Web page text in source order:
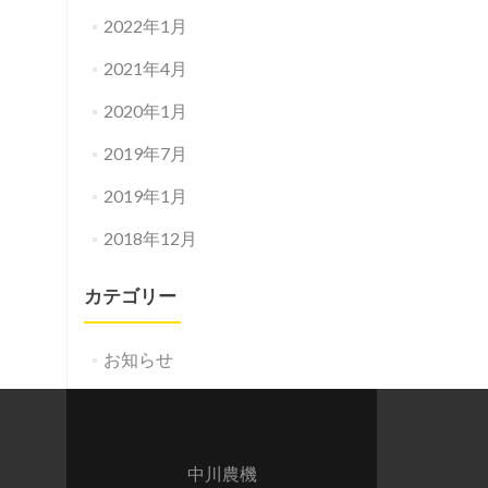
2022年1月
2021年4月
2020年1月
2019年7月
2019年1月
2018年12月
カテゴリー
お知らせ
中川農機